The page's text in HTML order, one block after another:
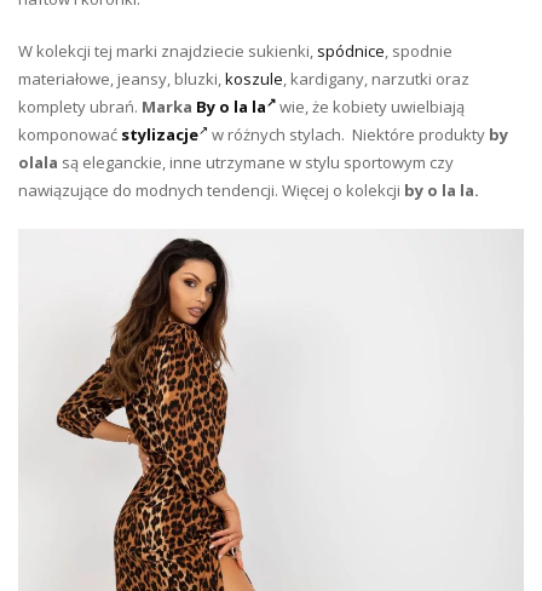
W kolekcji tej marki znajdziecie sukienki, spódnice, spodnie
materiałowe, jeansy, bluzki,koszule, kardigany, narzutki oraz
komplety ubrań. Marka By o la la
wie, że kobiety uwielbiają
komponować stylizacje w różnych stylach. Niektóre produkty by
olala są eleganckie, inne utrzymane w stylu sportowym czy
nawiązujące do modnych tendencji. Więcej o kolekcji by o la la.